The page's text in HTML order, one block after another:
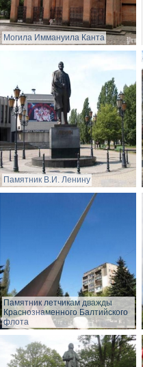
Могила Иммануила Канта
Памятник В.И. Ленину
Памятник летчикам дважды
Краснознаменного Балтийского
флота